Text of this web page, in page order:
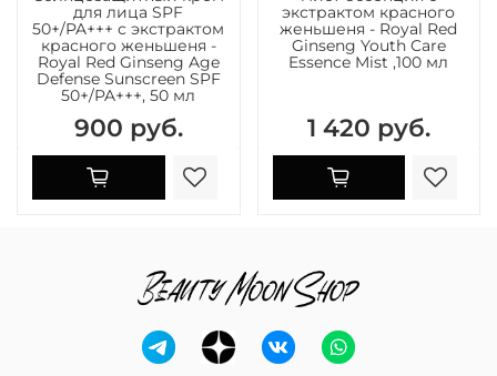
для лица SPF
50+/PA+++ с экстрактом
красного женьшеня -
Royal Red Ginseng Age
Defense Sunscreen SPF
50+/PA+++, 50 мл
900 руб.
экстрактом красного
женьшеня - Royal Red
Ginseng Youth Care
Essence Mist ,100 мл
1 420 руб.